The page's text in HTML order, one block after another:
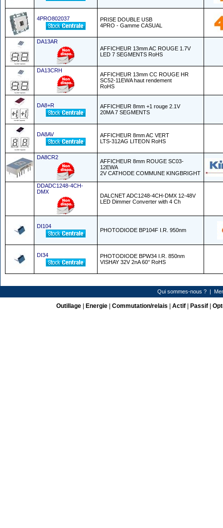
4PRO802037
PRISE DOUBLE USB
4PRO - Gamme CASUAL
DA13AR
AFFICHEUR 13mm AC ROUGE 1.7V
LED 7 SEGMENTS RoHS
DA13CRH
AFFICHEUR 13mm CC ROUGE HR
SC52-11EWA haut rendement
RoHS
DA8+R
AFFICHEUR 8mm +1 rouge 2.1V
20MA 7 SEGMENTS
DA8AV
AFFICHEUR 8mm AC VERT
LTS-312AG LITEON RoHS
DA8CR2
AFFICHEUR 8mm ROUGE SC03-
12EWA
2V CATHODE COMMUNE KINGBRIGHT
DDADC1248-4CH-
DMX
DALCNET ADC1248-4CH-DMX 12-48V
LED Dimmer Converter with 4 Ch
DI104
PHOTODIODE BP104F I.R. 950nm
DI34
PHOTODIODE BPW34 I.R. 850nm
VISHAY 32V 2nA 60° RoHS
Qui sommes-nous ?|
Outillage| Energie| Commutation/relais Actif| Passif|